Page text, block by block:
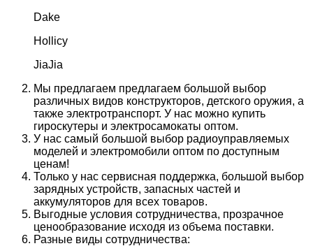
Dake
Hollicy
JiaJia
Мы предлагаем предлагаем большой выбор
различных видов конструкторов, детского оружия, а
также электротранспорт. У нас можно купить
гироскутеры и электросамокаты оптом.
У нас самый большой выбор радиоуправляемых
моделей и электромобили оптом по доступным
ценам!
Только у нас сервисная поддержка, большой выбор
зарядных устройств, запасных частей и
аккумуляторов для всех товаров.
Выгодные условия сотрудничества, прозрачное
ценообразование исходя из объема поставки.
Разные виды сотрудничества: